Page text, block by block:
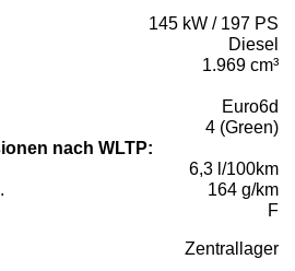
145 kW / 197 PS
Diesel
1.969 cm³
Euro6d
4 (Green)
nach WLTP:
6,3 l/100km
164 g/km
F
Zentrallager